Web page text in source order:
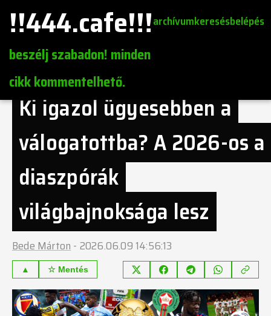
!!444.cafe!!!
beszélj szabadon! minden
cikk kommentelhető.
archívumkeresésbelépés
Ki igazol ügyesebben a
válogatottba? A 2026-os a
diaszpórák
világbajnoksága lesz
Bede Márton- 2026.06.09 14:56:13
▲ ☆ Mentés